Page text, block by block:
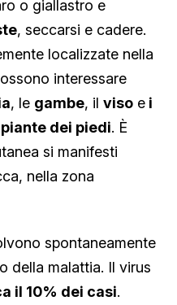
o giallastro e
, seccarsi e cadere.
localizzate nella
interessare
, le gambe, il viso e i
dei piedi. È
si manifesti
nella zona
spontaneamente
della malattia. Il virus
il 10% dei casi.